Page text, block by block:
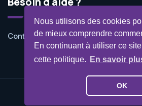
Nous utilisons des cookies
de mieux comprendre
En continuant à utiliser ce
cette politique.
En savoir
OK
Contactez-nous
©Geekit 2026 - Tous